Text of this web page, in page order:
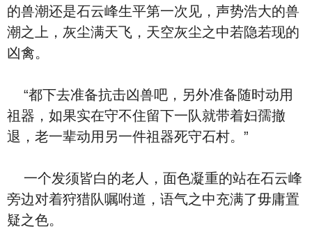
的兽潮还是石云峰生平第一次见，声势浩大的兽
潮之上，灰尘满天飞，天空灰尘之中若隐若现的
凶禽。
“都下去准备抗击凶兽吧，另外准备随时动用
祖器，如果实在守不住留下一队就带着妇孺撤
退，老一辈动用另一件祖器死守石村。”
一个发须皆白的老人，面色凝重的站在石云峰
旁边对着狩猎队嘱咐道，语气之中充满了毋庸置
疑之色。